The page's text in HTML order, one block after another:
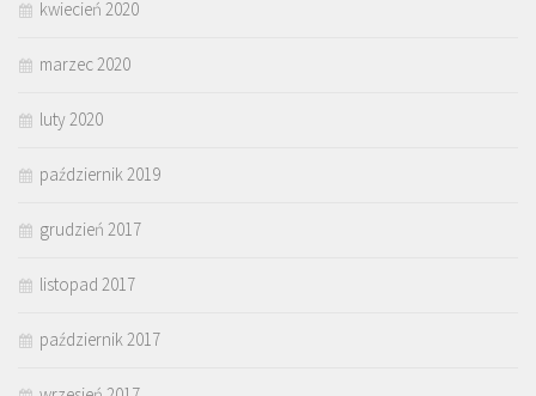
kwiecień 2020
marzec 2020
luty 2020
październik 2019
grudzień 2017
listopad 2017
październik 2017